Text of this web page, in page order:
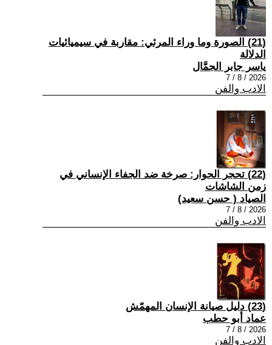
(21) الصورة وما وراء المرئي: مقاربة في سيميائيات
الدلالة
ياسر جابر الجمَّال
2026 / 8 / 7
الادب والفن
(22) تحجر الحوار: صرخة ضد الجفاء الإنساني في
زمن الشاشات
الصياد ‏( حسن سعيد‏)
2026 / 8 / 7
الادب والفن
(23) دليل صيانة الإنسان المهمّش
عماد أبو حطب
2026 / 8 / 7
الادب والفن